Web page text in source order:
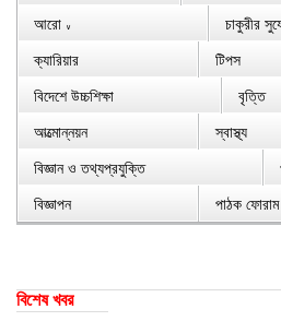
আরো ∨
চাকুরীর
ক্যারিয়ার
টিপস
বিদেশে উচ্চশিক্ষা
বৃত্তি
আত্মোন্নয়ন
স্বাস্থ্য
বিজ্ঞান ও তথ্যপ্রযুক্তি
বিজ্ঞাপন
পাঠক ফোরাম
বিশেষ খবর